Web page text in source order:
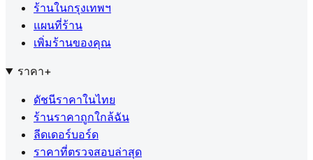
ร้านในกรุงเทพฯ
แผนที่ร้าน
เพิ่มร้านของคุณ
ราคา+
ดัชนีราคาในไทย
ร้านราคาถูกใกล้ฉัน
ลีดเดอร์บอร์ด
ราคาที่ตรวจสอบล่าสุด